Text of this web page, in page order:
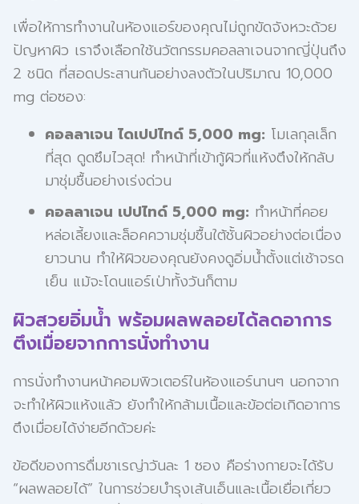
เพื่อให้การทำงานในห้องแอร์ของคุณไม่ถูกขัดจังหวะด้วย
ปัญหาผิว เราจึงเลือกใช้นวัตกรรมคอลลาเจนจากญี่ปุ่นถึง
2 ชนิด ที่สอดประสานกันอย่างลงตัวในปริมาณ 10,000
mg ต่อซอง:
คอลลาเจน ไดเปปไทด์ 5,000 mg: โมเลกุลเล็ก
ที่สุด ดูดซึมไวสุด! ทำหน้าที่เข้ากู้ผิวที่แห้งตึงให้กลับ
มาชุ่มชื้นอย่างเร่งด่วน
คอลลาเจน เปปไทด์ 5,000 mg: ทำหน้าที่คอย
หล่อเลี้ยงและล็อคความชุ่มชื้นใต้ชั้นผิวอย่างต่อเนื่อง
ยาวนาน ทำให้ผิวของคุณยังคงดูอิ่มน้ำตั้งแต่เช้าจรด
เย็น แม้จะโดนแอร์เป่าทั้งวันก็ตาม
ผิวสวยอิ่มน้ำ พร้อมผลพลอยได้ลดอาการ
ตึงเมื่อยจากการนั่งทำงาน
การนั่งทำงานหน้าคอมพิวเตอร์ในห้องแอร์นานๆ นอกจาก
จะทำให้ผิวแห้งแล้ว ยังทำให้กล้ามเนื้อและข้อต่อเกิดอาการ
ตึงเมื่อยได้ง่ายอีกด้วยค่ะ
ข้อดีของการดื่มชาเรญ่าวันละ 1 ซอง คือร่างกายจะได้รับ
“ผลพลอยได้” ในการช่วยบำรุงเส้นเอ็นและเนื้อเยื่อเกี่ยว